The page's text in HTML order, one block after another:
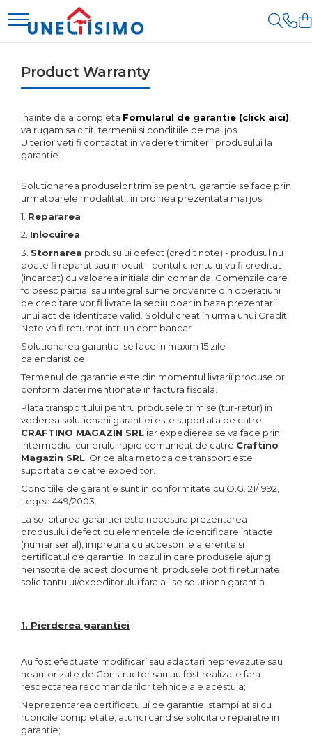
Prelucrare biomasa
Aspiratoare si suflante
frunze
Balotiere
Despicatoare cu motor
Despicatoare electrice
Despicatoare hidraulice
Despicatoare priza tractor
PTO
Fierastraie circulare lemne
Infoliatoare
Linii taiere si despicare
Masini de maturat
Polizoare de cioturi pomi
Tocatoare electrice
Tocatoare hidraulice
Tocatoare pe benzina
Tocatoare priza PTO tractor
Utilaje de fabricat peleti
Transport si manipulare
Dumpere si roabe
Accesorii dumpere
Benzi transportoare
Cupe transport
Incarcatoare telescopice
Incarcatoare telescopice
rotative
Motostivuitoare
Remorci
Agricultural trailers
Remorci Tehnologice
Sisteme spalat
Transpaleti si stivuitoare
Trolii forestiere
Prelucrarea solului
Accesorii utilaje
Accesorii excavatoare
Grape
Lame nivelare pamant tractor
Pluguri
Pluguri de zapada
Sisteme foraj si burghie pamant
Tamburi de nivelare
Miniexcavatoare
Buldoexcavatoare
Cupe
Excavatoare
Freze de zapada
Incarcatoare frontale
Masini batut stalpi
Mini-Buldoexcavatoare
Motocultoare si accesorii
Retroexcavatoare
Utilaje sapat si prasit
Afanatoare
Freze de pamant
Prasitoare
Piese de schimb
Piese schimb Dumpere si
Roabe
miniexcavatoare
Piese schimb Tocatoare
Vegetatie
Piese schimb Tractoare
Cosire si tocare vegetatie
Tocatoare de vegetatie
Tocatoare de vegetatie cu brat
teleghidate
Tocatoare vegetatie cardan
tractor
Tocatoare vegetatie motor termic
Cositoare
Tractorase de tuns iarba
Greble rotative
Motocositoare
Roboti de tuns iarba
Protectia si ingrijirea plantelor
Atomizoare
Distribuitoare de
Instalatii erbicidat
Masini de recoltat si cules
Tamburi irigatii
Product Warranty
Inainte de a completa Fomularul de garantie (click aici)
va rugam sa cititi termenii si conditiile de mai jos.
Ulterior veti fi contactat in vedere trimiterii produsului la
garantie.
Solutionarea produselor trimise pentru garantie se face prin
urmatoarele modalitati, in ordinea prezentata mai jos:
1. Repararea
2. Inlocuirea
3. Stornarea produsului defect (credit note) - produsul nu
poate fi reparat sau inlocuit - contul clientului va fi creditat
(incarcat) cu valoarea initiala din comanda. Comenzile care
folosesc partial sau integral sume provenite din operatiuni
de creditare vor fi livrate la sediu doar in baza prezentarii
unui act de identitate valid. Soldul creat in urma unui Credit
Note va fi returnat intr-un cont bancar
Solutionarea garantiei se face in maxim 15 zile
calendaristice.
Termenul de garantie este din momentul livrarii produselor,
conform datei mentionate in factura fiscala.
Plata transportului pentru produsele trimise (tur-retur) in
vederea solutionarii garantiei este suportata de catre
CRAFTINO MAGAZIN SRL iar expedierea se va face prin
intermediul curierului rapid comunicat de catre Craftino
Magazin SRL . Orice alta metoda de transport este
suportata de catre expeditor.
Conditiile de garantie sunt in conformitate cu O.G. 21/1992,
Legea 449/2003.
La solicitarea garantiei este necesara prezentarea
produsului defect cu elementele de identificare intacte
(numar serial), impreuna cu accesoriile aferente si
certificatul de garantie. In cazul in care produsele ajung
neinsotite de acest document, produsele pot fi returnate
solicitantului/expeditorului fara a i se solutiona garantia.
1. Pierderea garantiei
Au fost efectuate modificari sau adaptari neprevazute sau
neautorizate de Constructor sau au fost realizate fara
respectarea recomandarilor tehnice ale acestuia;
Neprezentarea certificatului de garantie, stampilat si cu
rubricile completate, atunci cand se solicita o reparatie in
garantie;